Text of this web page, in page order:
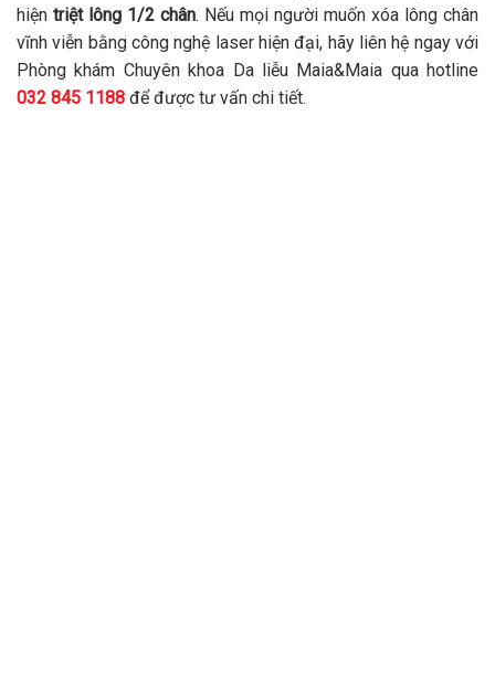
hiện triệt lông 1/2 chân. Nếu mọi người muốn xóa lông chân
vĩnh viễn bằng công nghệ laser hiện đại, hãy liên hệ ngay với
Phòng khám Chuyên khoa Da liễu Maia&Maia qua hotline
032 845 1188 để được tư vấn chi tiết.